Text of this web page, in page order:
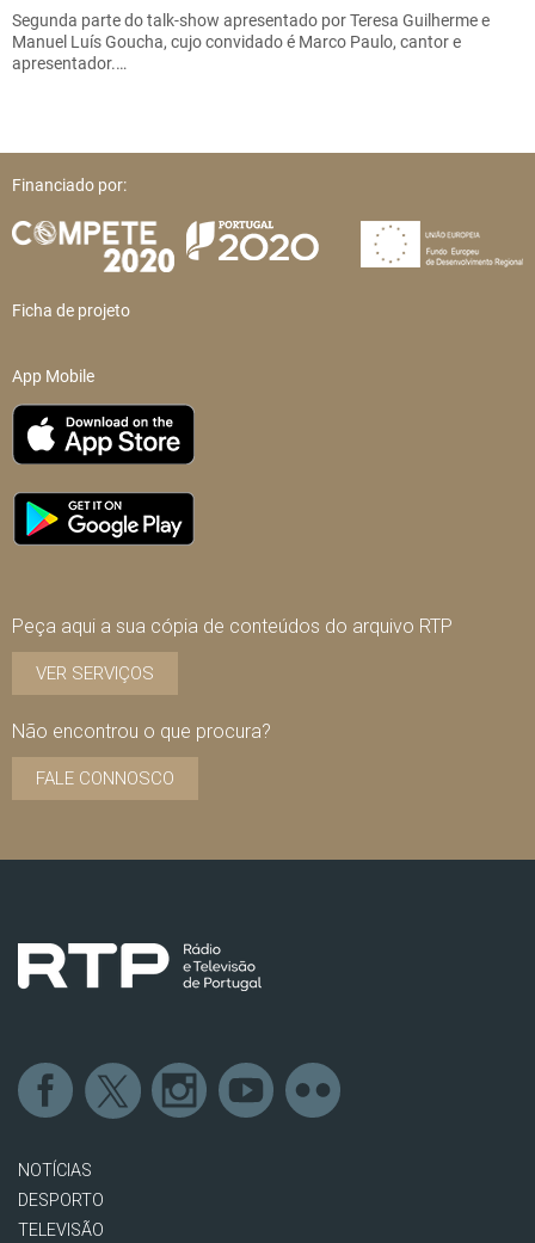
Segunda parte do talk-show apresentado por Teresa Guilherme e
Manuel Luís Goucha, cujo convidado é Marco Paulo, cantor e
apresentador.…
Financiado por:
Ficha de projeto
App Mobile
Peça aqui a sua cópia de conteúdos do arquivo RTP
VER SERVIÇOS
Não encontrou o que procura?
FALE CONNOSCO
NOTÍCIAS
DESPORTO
TELEVISÃO